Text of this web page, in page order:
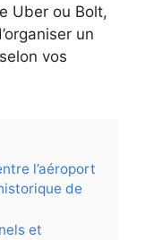
Uber ou Bolt,
un
vos
l’aéroport
de
et